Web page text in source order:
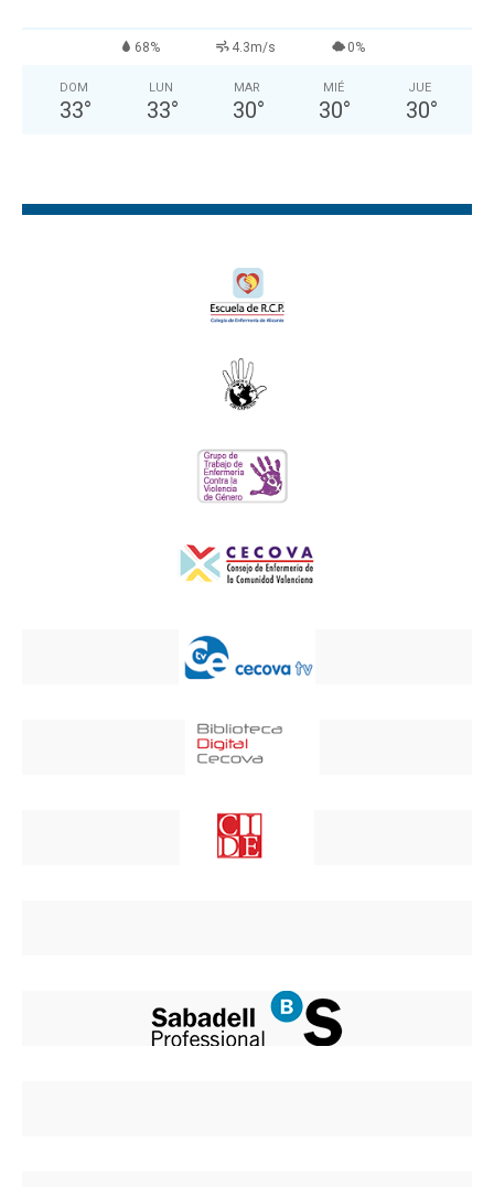
68% 4.3m/s 0%
DOM
33°
LUN
33°
MAR
30°
MIÉ
30°
JUE
30°